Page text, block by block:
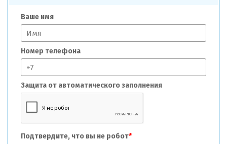
Ваше имя
Номер телефона
Защита от автоматического заполнения
Подтвердите, что вы не робот*